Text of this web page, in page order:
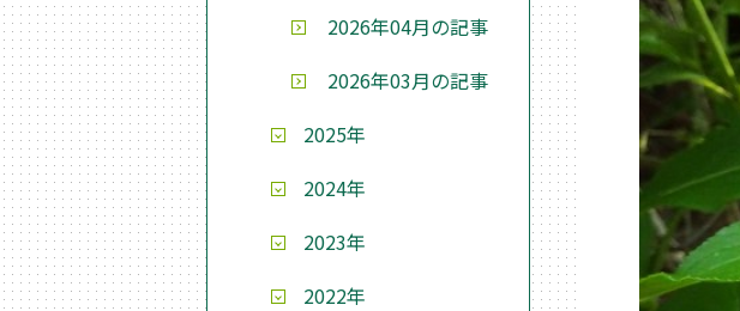
2026年04月の記事
2026年03月の記事
2025年
2024年
2023年
2022年